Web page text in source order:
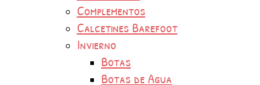
Complementos
Calcetines Barefoot
Invierno
Botas
Botas de Agua